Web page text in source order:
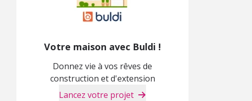
Votre maison avec Buldi !
Donnez vie à vos rêves de
construction et d'extension
Lancez votre projet